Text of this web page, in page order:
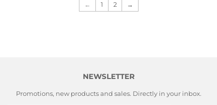
← 1 2 →
NEWSLETTER
Promotions, new products and sales. Directly in your inbox.